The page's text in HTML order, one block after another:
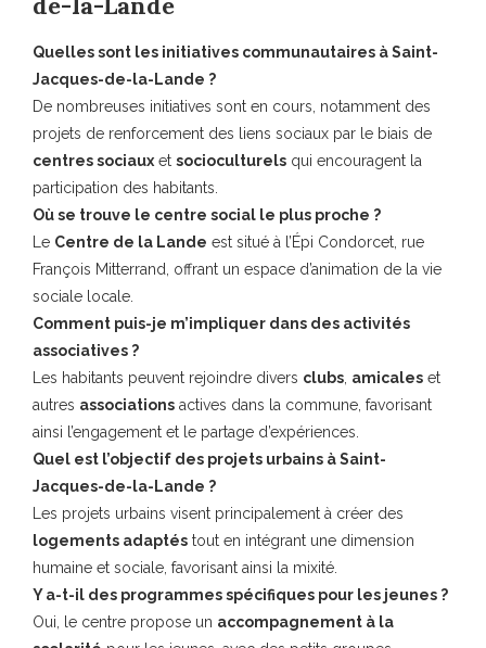
Quelles sont les initiatives communautaires à Saint-
Jacques-de-la-Lande ?
De nombreuses initiatives sont en cours, notamment des
projets de renforcement des liens sociaux par le biais de
centres sociaux et socioculturels qui encouragent la
participation des habitants.
Où se trouve le centre social le plus proche ?
Le Centre de la Lande est situé à l’Épi Condorcet, rue
François Mitterrand, offrant un espace d’animation de la vie
sociale locale.
Comment puis-je m’impliquer dans des activités
associatives ?
Les habitants peuvent rejoindre divers clubs amicales et
autres associations actives dans la commune, favorisant
ainsi l’engagement et le partage d’expériences.
Quel est l’objectif des projets urbains à Saint-
Jacques-de-la-Lande ?
Les projets urbains visent principalement à créer des
logements adaptés tout en intégrant une dimension
humaine et sociale, favorisant ainsi la mixité.
Y a-t-il des programmes spécifiques pour les jeunes ?
Oui, le centre propose un accompagnement à la